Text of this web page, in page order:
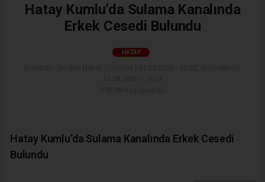
Hatay Kumlu’da Sulama Kanalında
Erkek Cesedi Bulundu
HATAY
Hatay Kumlu’da Sulama Kanalında Erkek Cesedi
Bulundu